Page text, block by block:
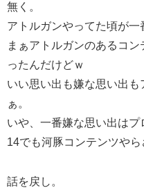
無く。
アトルガンやってた頃が一
まぁアトルガンのあるコ
ったんだけどｗ
いい思い出も嫌な思い出
ぁ。
いや、一番嫌な思い出はプ
14でも河豚コンテンツやら
話を戻し。